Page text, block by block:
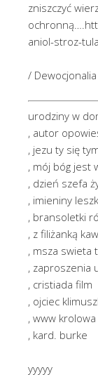
zniszczyć
aniol-stroz-
/ Dewocjonalia
urodziny w
, autor
, jezu ty się
, mój bóg jest
, dzień szefa
, imieniny
, bransoletki
, z filiżanką
, msza swieta
, zaproszenia
, cristiada film
, ojciec
, www
, kard. burke
yyyyy